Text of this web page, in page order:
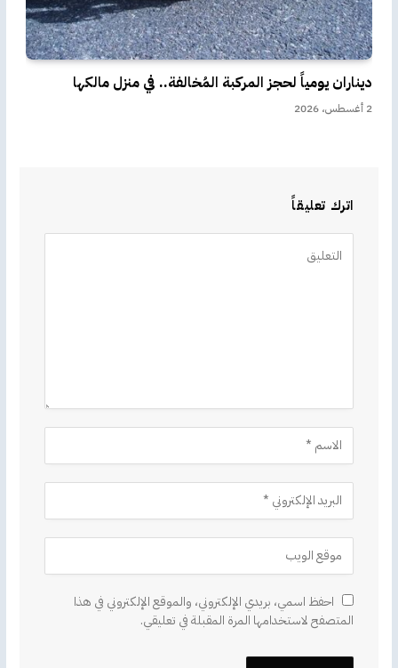
ديناران يومياً لحجز المركبة المُخالفة.. في منزل مالكها
2 أغسطس، 2026
اترك تعليقاً
احفظ اسمي، بريدي الإلكتروني، والموقع الإلكتروني في هذا
المتصفح لاستخدامها المرة المقبلة في تعليقي.